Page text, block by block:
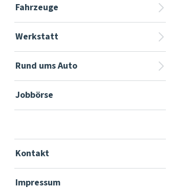
Fahrzeuge
Werkstatt
Rund ums Auto
Jobbörse
Kontakt
Impressum